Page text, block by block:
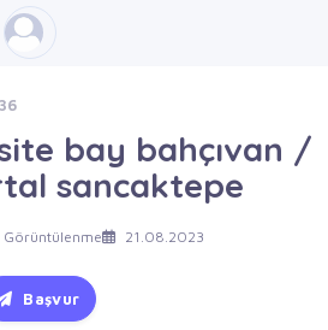
bay bahçıvan /
sancaktepe
21.08.2023
Başvur